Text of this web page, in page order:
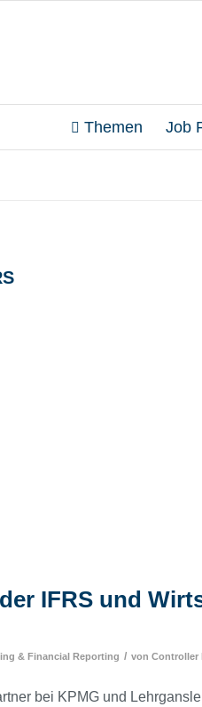
Themen Job
IFRS und
& Financial Reporting / von Controller
bei KPMG und